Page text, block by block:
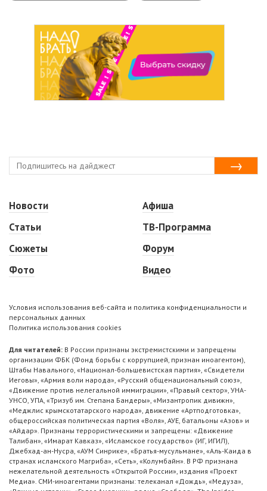
Новости
Статьи
Сюжеты
Фото
Афиша
ТВ-Программа
Форум
Видео
Условия использования веб-сайта и политика конфиденциальности и
персональных данных
Политика использования cookies
Для читателей: В России признаны экстремистскими и запрещены
организации ФБК (Фонд борьбы с коррупцией, признан иноагентом),
Штабы Навального, «Национал-большевистская партия», «Свидетели
Иеговы», «Армия воли народа», «Русский общенациональный союз»,
«Движение против нелегальной иммиграции», «Правый сектор», УНА-
УНСО, УПА, «Тризуб им. Степана Бандеры», «Мизантропик дивижн»,
«Меджлис крымскотатарского народа», движение «Артподготовка»,
общероссийская политическая партия «Воля», АУЕ, батальоны «Азов» и
«Айдар». Признаны террористическими и запрещены: «Движение
Талибан», «Имарат Кавказ», «Исламское государство» (ИГ, ИГИЛ),
Джебхад-ан-Нусра, «АУМ Синрике», «Братья-мусульмане», «Аль-Каида в
странах исламского Магриба», «Сеть», «Колумбайн». В РФ признана
нежелательной деятельность «Открытой России», издания «Проект
Медиа». СМИ-иноагентами признаны: телеканал «Дождь», «Медуза»,